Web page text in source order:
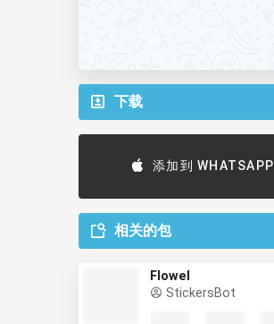
下载
添加到 WHATSAPP
相关的包
Flowel
StickersBot